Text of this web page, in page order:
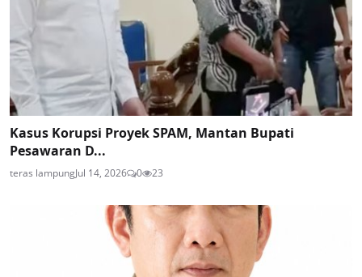
Kasus Korupsi Proyek SPAM, Mantan Bupati
Pesawaran D...
teras lampungJul 14, 2026 0 23